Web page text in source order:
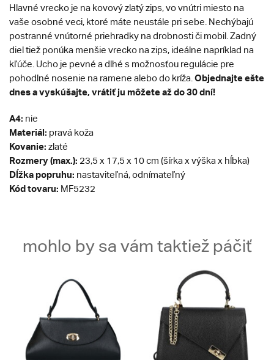
Hlavné vrecko je na kovový zlatý zips, vo vnútri miesto na
vaše osobné veci, ktoré máte neustále pri sebe. Nechýbajú
postranné vnútorné priehradky na drobnosti či mobil. Zadný
diel tiež ponúka menšie vrecko na zips, ideálne napríklad na
kľúče. Ucho je pevné a dlhé s možnosťou regulácie pre
pohodlné nosenie na ramene alebo do kríža. Objednajte ešte
dnes a vyskúšajte, vrátiť ju môžete až do 30 dní!
A4: nie
Materiál: pravá koža
Kovanie: zlaté
Rozmery (max.): 23,5 x 17,5 x 10 cm (šírka x výška x hĺbka)
Dĺžka popruhu: nastaviteľná, odnímateľný
Kód tovaru: MF5232
mohlo by sa vám taktiež páčiť